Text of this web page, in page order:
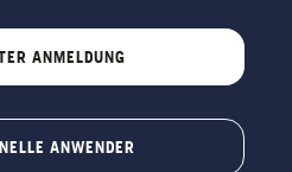
ANMELDUNG
ANWENDER